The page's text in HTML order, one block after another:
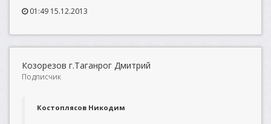
01:49 15.12.2013
Козорезов г.Таганрог Дмитрий
Подписчик
Костоплясов Никодим